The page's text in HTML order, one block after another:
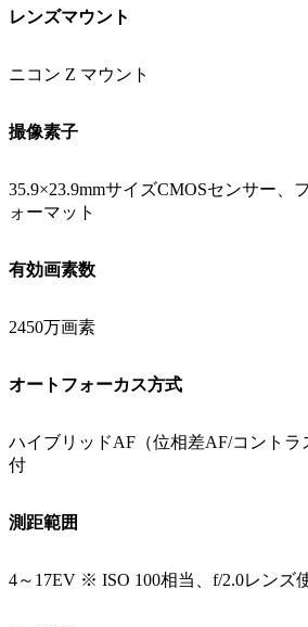
レンズマウント
ニコン Z マウント
撮像素子
35.9×23.9mmサイズCMOSセンサー、
ォーマット
有効画素数
2450万画素
オートフォーカス方式
ハイブリッドAF（位相差AF/コント
付
測距範囲
4～17EV ※ ISO 100相当、f/2.0レンズ